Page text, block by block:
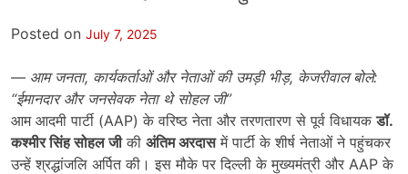
Posted on July 7, 2025
— आम जनता, कार्यकर्ताओं और नेताओं की उमड़ी भीड़, केजरीवाल बोले:
“ईमानदार और जनसेवक नेता थे सोहल जी”
आम आदमी पार्टी (AAP) के वरिष्ठ नेता और तरणतारण से पूर्व विधायकडॉ.
कश्मीर सिंह सोहल जीकी अंतिम अरदासमें पार्टी के शीर्ष नेताओं ने पहुंचकर
उन्हें श्रद्धांजलि अर्पित की। इस मौके पर दिल्ली के मुख्यमंत्री और AAP के